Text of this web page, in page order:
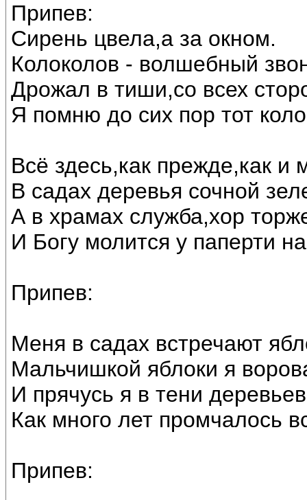
Припев:
Сирень цвела,а за окном.
Колоколов - волшебный
Дрожал в тиши,со всех
Я помню до сих пор тот
Всё здесь,как прежде,как и
В садах деревья сочной
А в храмах служба,хор
И Богу молится у паперти
Припев:
Меня в садах встречают
Мальчишкой яблоки я
И прячусь я в тени
Как много лет промчалось
Припев: